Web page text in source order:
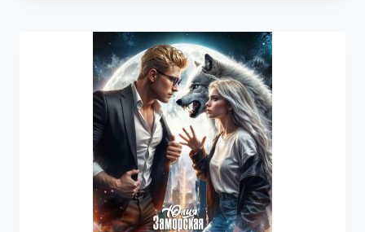
2)
ЕКАТЕРИНА
АНТОНОВА